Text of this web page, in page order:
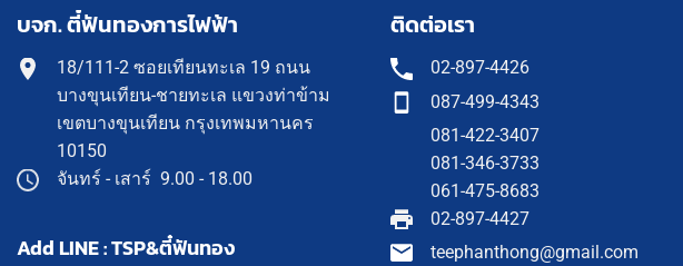
บจก. ตี๋ฟันทองการไฟฟ้า
18/111-2 ซอยเทียนทะเล 19 ถนน
บางขุนเทียน-ชายทะเล แขวงท่าข้าม
เขตบางขุนเทียน กรุงเทพมหานคร
10150
จันทร์ - เสาร์ 9.00 - 18.00
Add LINE : TSP&ตี๋ฟันทอง
ติดต่อเรา
02-897-4426
087-499-4343
081-422-3407
081-346-3733
061-475-8683
02-897-4427
teephanthong@gmail.com